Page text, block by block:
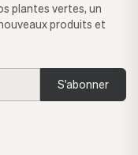
plantes vertes, un
produits et